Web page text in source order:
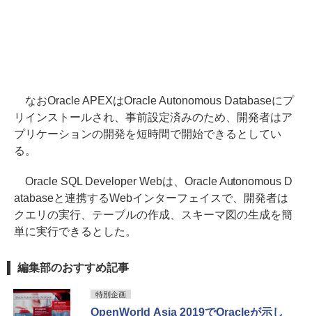
なおOracle APEXはOracle Autonomous Databaseにプ
リインストールされ、事前設定済みのため、開発者はア
プリケーションの開発を短時間で開始できるとしてい
る。
Oracle SQL Developer Webは、Oracle Autonomous D
atabaseと連携するWebインターフェイスで、開発者は
クエリの実行、テーブルの作成、スキーマ図の生成を簡
単に実行できるとした。
編集部のおすすめ記事
特別企画
OpenWorld Asia 2019でOracleが示し